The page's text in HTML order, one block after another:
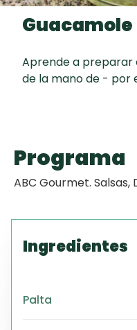
Guacamole
Aprende a preparar
de la mano de - por
Programa
ABC Gourmet. Salsas,
Ingredientes
Palta